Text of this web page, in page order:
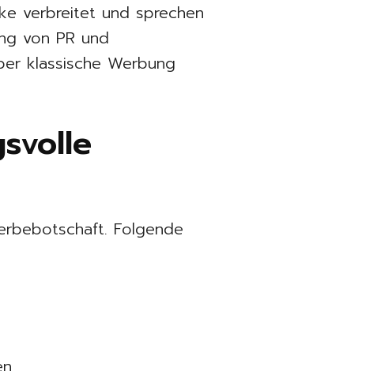
verbreitet und sprechen
von PR und
klassische Werbung
Folgende